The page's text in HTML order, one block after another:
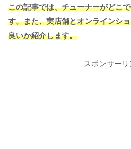
この記事では、チューナーがどこ
す。また、実店舗とオンラインシ
良いか紹介します。
スポンサーリ